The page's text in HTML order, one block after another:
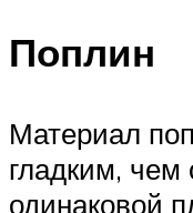
Поплин
Материал
гладким, чем
одинаковой